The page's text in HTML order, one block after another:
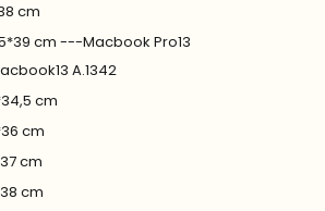
cm
cm ---Macbook Pro13
A.1342
cm
cm
cm
cm